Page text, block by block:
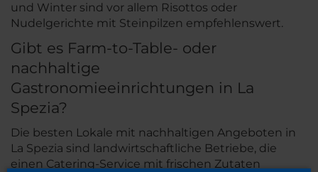
und Winter sind vor allem Risottos oder
Nudelgerichte mit Steinpilzen empfehlenswert.
Gibt es Farm-to-Table- oder
nachhaltige
Gastronomieeinrichtungen in La
Spezia?
Die besten Lokale mit nachhaltigen Angeboten in
La Spezia sind landwirtschaftliche Betriebe, die
einen Catering-Service mit frischen Zutaten